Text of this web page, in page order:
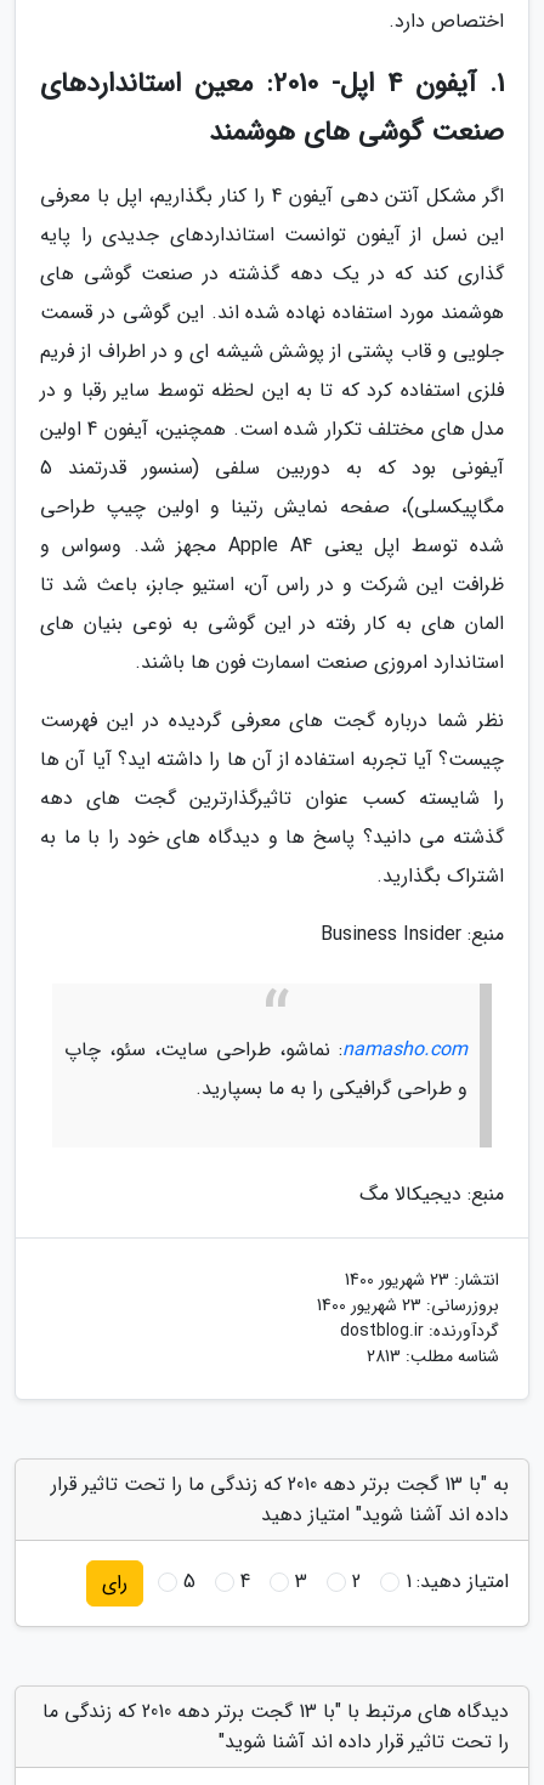
اختصاص دارد.
1. آیفون 4 اپل- 2010: معین استانداردهای
صنعت گوشی های هوشمند
اگر مشکل آنتن دهی آیفون 4 را کنار بگذاریم، اپل با معرفی
این نسل از آیفون توانست استانداردهای جدیدی را پایه
گذاری کند که در یک دهه گذشته در صنعت گوشی های
هوشمند مورد استفاده نهاده شده اند. این گوشی در قسمت
جلویی و قاب پشتی از پوشش شیشه ای و در اطراف از فریم
فلزی استفاده کرد که تا به این لحظه توسط سایر رقبا و در
مدل های مختلف تکرار شده است. همچنین، آیفون 4 اولین
آیفونی بود که به دوربین سلفی (سنسور قدرتمند 5
مگاپیکسلی)، صفحه نمایش رتینا و اولین چیپ طراحی
شده توسط اپل یعنی Apple A4 مجهز شد. وسواس و
ظرافت این شرکت و در راس آن، استیو جابز، باعث شد تا
المان های به کار رفته در این گوشی به نوعی بنیان های
استاندارد امروزی صنعت اسمارت فون ها باشند.
نظر شما درباره گجت های معرفی گردیده در این فهرست
چیست؟ آیا تجربه استفاده از آن ها را داشته اید؟ آیا آن ها
را شایسته کسب عنوان تاثیرگذارترین گجت های دهه
گذشته می دانید؟ پاسخ ها و دیدگاه های خود را با ما به
اشتراک بگذارید.
منبع: Business Insider
namasho.com: نماشو، طراحی سایت، سئو، چاپ
و طراحی گرافیکی را به ما بسپارید.
منبع: دیجیکالا مگ
انتشار: 23 شهریور 1400
بروزرسانی: 23 شهریور 1400
گردآورنده: dostblog.ir
شناسه مطلب: 2813
به "با 13 گجت برتر دهه 2010 که زندگی ما را تحت تاثیر قرار
داده اند آشنا شوید" امتیاز دهید
امتیاز دهید:1
2
3
4
5 رای
دیدگاه های مرتبط با "با 13 گجت برتر دهه 2010 که زندگی ما
را تحت تاثیر قرار داده اند آشنا شوید"